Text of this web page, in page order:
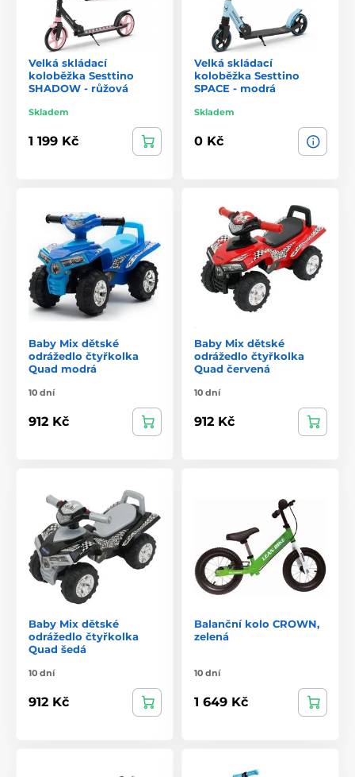
Velká skládací
koloběžka Sesttino
SHADOW - růžová
Skladem
1 199 Kč
Velká skládací
koloběžka Sesttino
SPACE - modrá
Skladem
0 Kč
Baby Mix dětské
odrážedlo čtyřkolka
Quad modrá
10 dní
912 Kč
Baby Mix dětské
odrážedlo čtyřkolka
Quad červená
10 dní
912 Kč
Baby Mix dětské
odrážedlo čtyřkolka
Quad šedá
10 dní
912 Kč
Balanční kolo CROWN,
zelená
10 dní
1 649 Kč